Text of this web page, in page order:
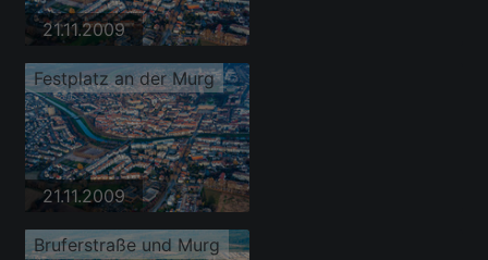
21.11.2009
Festplatz an der Murg
21.11.2009
Bruferstraße und Murg